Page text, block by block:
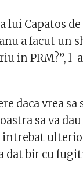
lui Capatos
a facut un
in PRM?”, l-
daca vrea
sa va
dat bir cu